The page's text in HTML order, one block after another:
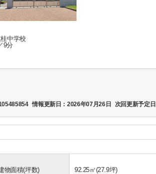
中学校
9分
情報更新日：2026年07月26日 次回更新予定
物面積(坪数) 92.25㎡(27.9坪)